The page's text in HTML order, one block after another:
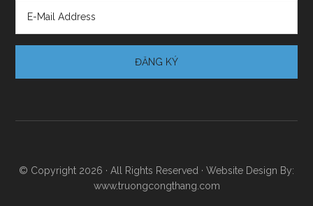
© Copyright 2026 · All Rights Reserved · Website Design By:
www.truongcongthang.com